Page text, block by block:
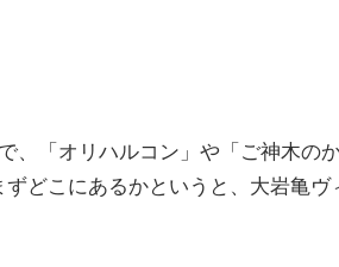
、「オリハルコン」や「ご神木の
どこにあるかというと、大岩亀ヴ